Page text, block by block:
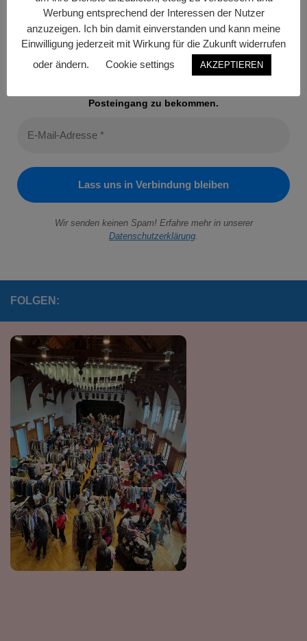
Oh, hallo 👋
Schön, dich zu treffen.
Posteingang zu bekommen.
Wir senden keinen Spam! Erfahre mehr in unserer
Datenschutzerklärung.
FOLGEN:
Werbung entsprechend der Interessen der Nutzer
anzuzeigen. Ich bin damit einverstanden und kann meine
Einwilligung jederzeit mit Wirkung für die Zukunft widerrufen
oder ändern.
Cookie settings AKZEPTIEREN